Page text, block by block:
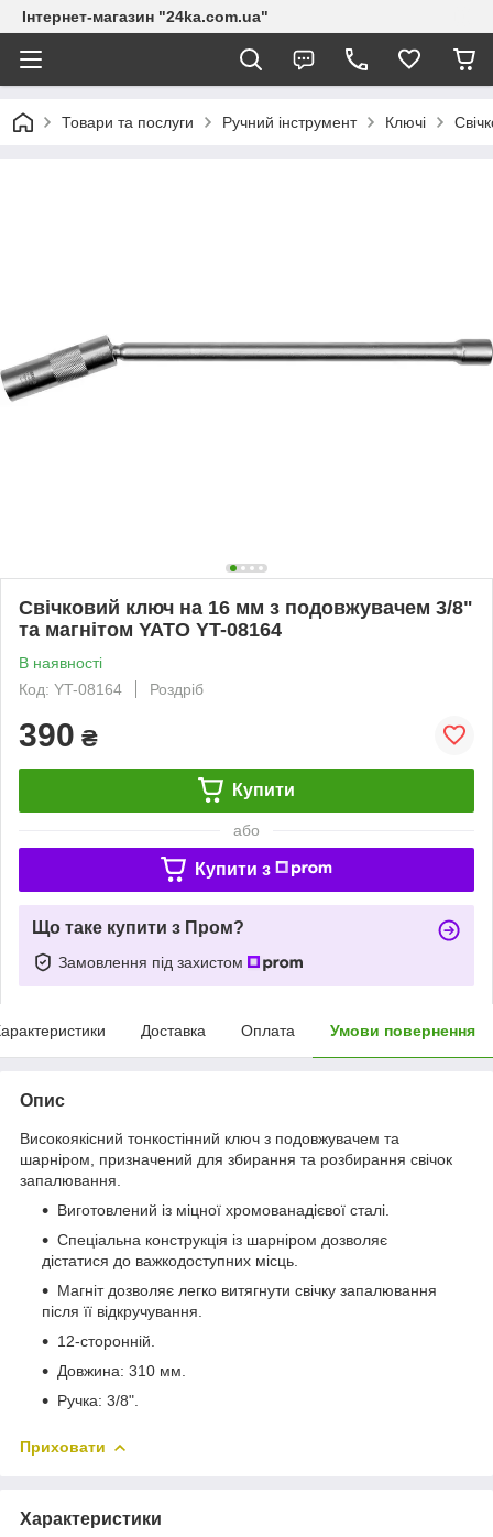
Інтернет-магазин "24ka.com.ua"
Товари та послуги Ручний інструмент Ключі
Свічковий ключ на 16 мм з подовжувачем 3/8"
та магнітом YATO YT-08164
В наявності
Код: YT-08164
Роздріб
390 ₴
Купити
або
Купити з
Що таке купити з Пром?
Замовлення під захистом
Доставка Оплата Умови повернення
Опис
Високоякісний тонкостінний ключ з подовжувачем та
шарніром, призначений для збирання та розбирання свічок
запалювання.
Виготовлений із міцної хромованадієвої сталі.
Спеціальна конструкція із шарніром дозволяє
дістатися до важкодоступних місць.
Магніт дозволяє легко витягнути свічку запалювання
після її відкручування.
12-сторонній.
Довжина: 310 мм.
Ручка: 3/8".
Приховати
Характеристики